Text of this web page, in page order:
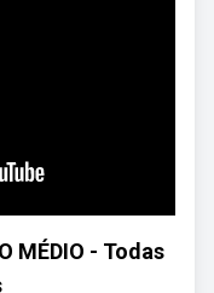
MÉDIO - Todas